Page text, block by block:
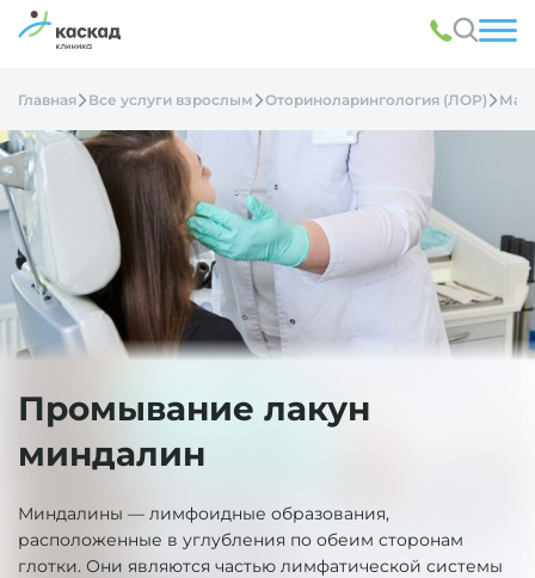
Главная Все услуги взрослым Оториноларингология (ЛОР)
Промывание лакун
миндалин
Миндалины — лимфоидные образования,
расположенные в углубления по обеим сторонам
глотки. Они являются частью лимфатической системы